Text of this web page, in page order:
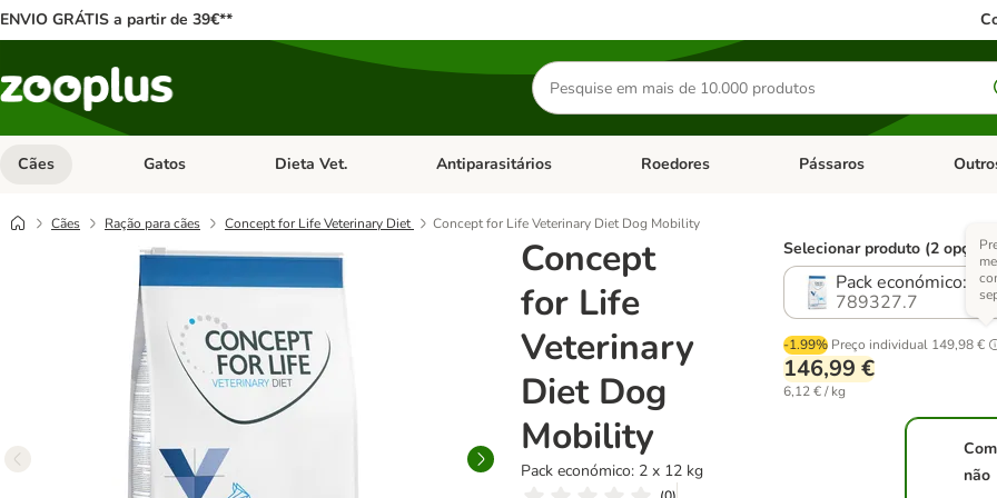
ENVIO GRÁTIS a partir de 39€**
Pesquisar
produtos
Cães Abrir menu de categoria: Cães
Gatos Abrir menu de categoria: Gatos
Dieta Vet. Abrir menu de categoria: Dieta Vet.
Antiparasitários Abrir menu de categoria: Antiparasitários
Roedores Abrir menu de categoria:
Pássaros Abrir
Cães Ração para cães Concept for Life Veterinary Diet Concept for Life Veterinary Diet Dog Mobility
Concept
for Life
Veterinary
Diet Dog
Mobility
Pack económico: 2 x 12 kg
Selecionar produto (2
Pack económico: 2
789327.7
-1.99% Preço individual 149,98 €
146,99 €
6,12 € / kg
não